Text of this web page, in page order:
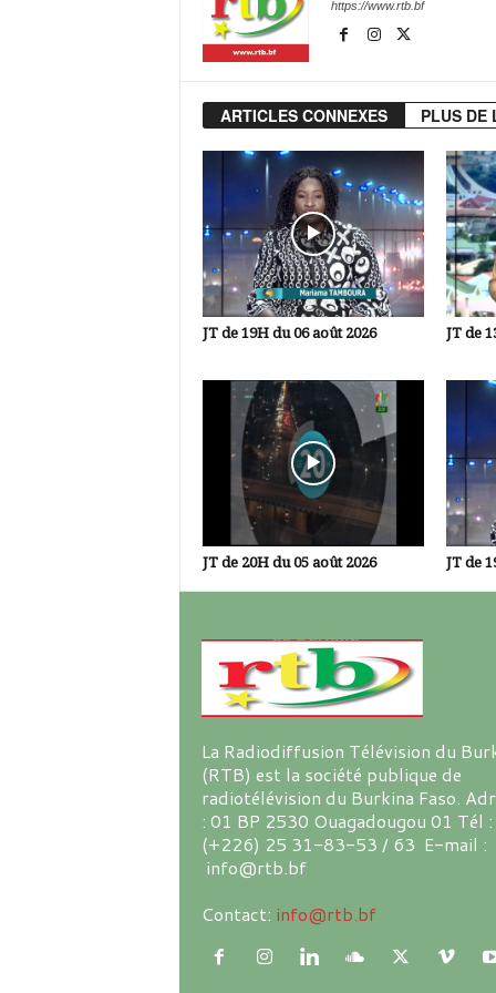
https://www.rtb.bf
ARTICLES CONNEXES PLUS DE
JT de 19H du 06 août 2026 JT de
JT de 20H du 05 août 2026 JT de
La Radiodiffusion Télévision du
(RTB) est la société publique de
radiotélévision du Burkina Faso.
: 01 BP 2530 Ouagadougou 01 Tél :
(+226) 25 31-83-53 / 63 E-mail :
info@rtb.bf
Contact: info@rtb.bf